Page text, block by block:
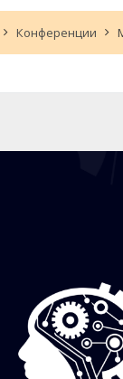
Конференции